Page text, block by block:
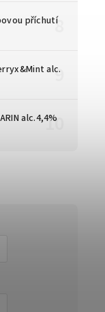
příchutí
alc.
alc.4,4%